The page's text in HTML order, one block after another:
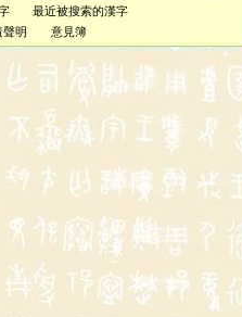
最近被搜索的漢字
聲明 意見簿